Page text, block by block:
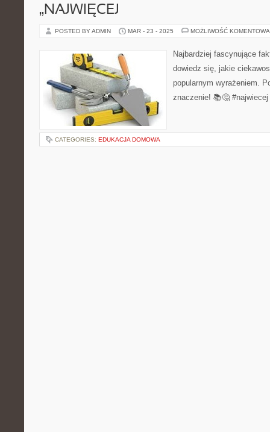
„NAJWIĘCEJ
POSTED BY ADMIN MAR - 23 - 2025 MOŻLIWOŚĆ
Najbardziej fascynujące
dowiedz się, jakie
popularnym wyrażeniem.
znaczenie! 📚🤔
CATEGORIES: EDUKACJA DOMOWA